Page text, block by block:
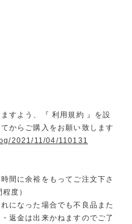
すよう、『 利用規約 』を設
からご購入をお願い致します
2021/11/04/110131
間に余裕をもってご注文下さ
度）
になった場合でも不良品また
返金は出来かねますのでご了